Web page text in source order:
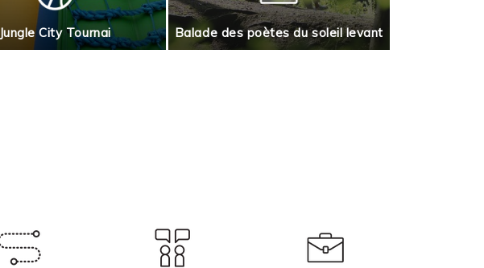
Jungle City Tournai Balade des poètes du soleil levant